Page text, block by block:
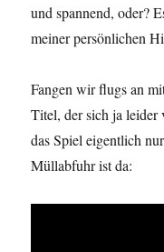
und spannend, oder?
meiner persönlichen
Fangen wir flugs an
Titel, der sich ja leider
das Spiel eigentlich
Müllabfuhr ist da: